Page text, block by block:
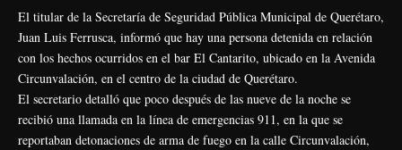
El titular de la Secretaría de Seguridad Pública Municipal de Querétaro,
Juan Luis Ferrusca, informó que hay una persona detenida en relación
con los hechos ocurridos en el bar El Cantarito, ubicado en la Avenida
Circunvalación, en el centro de la ciudad de Querétaro.
El secretario detalló que poco después de las nueve de la noche se
recibió una llamada en la línea de emergencias 911, en la que se
reportaban detonaciones de arma de fuego en la calle Circunvalación,